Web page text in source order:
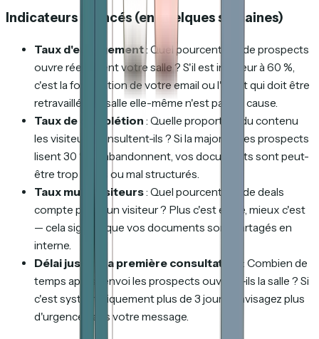
Indicateurs avancés (en quelques semaines)
Taux d'engagement: Quel pourcentage de prospects
ouvre réellement votre salle ? S'il est inférieur à 60 %,
c'est la formulation de votre email ou l'objet qui doit être
retravaillé — la salle elle-même n'est pas en cause.
Taux de complétion : Quelle proportion du contenu
les visiteurs consultent-ils ? Si la majorité des prospects
lisent 30 % et abandonnent, vos documents sont peut-
être trop longs ou mal structurés.
Taux multi-visiteurs: Quel pourcentage de deals
compte plus d'un visiteur ? Plus c'est élevé, mieux c'est
— cela signifie que vos documents sont partagés en
interne.
Délai jusqu'à la première consultation
: Combien de
temps après l'envoi les prospects ouvrent-ils la salle ? Si
c'est systématiquement plus de 3 jours, envisagez plus
d'urgence dans votre message.